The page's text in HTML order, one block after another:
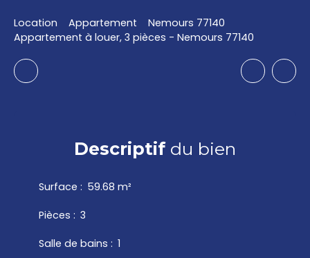
Location Appartement
Nemours 77140
Appartement à louer, 3 pièces - Nemours 77140
Descriptifdu bien
Surface : 59.68 m²
Pièces : 3
Salle de bains : 1